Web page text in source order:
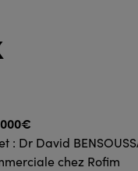
: Dr David
chez Rofim